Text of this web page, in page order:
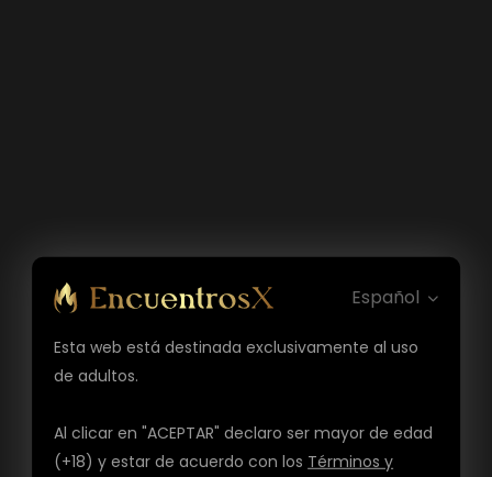
Español
Esta web está destinada exclusivamente al uso
de adultos.
Al clicar en "ACEPTAR" declaro ser mayor de edad
(+18) y estar de acuerdo con los Términos y